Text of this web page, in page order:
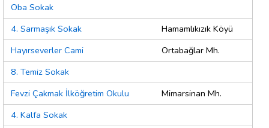
Oba Sokak
4. Sarmaşık Sokak
Hamamlıkızık Köyü
Hayırseverler Cami
Ortabağlar Mh.
8. Temiz Sokak
Fevzi Çakmak İlköğretim Okulu
Mimarsinan Mh.
4. Kalfa Sokak